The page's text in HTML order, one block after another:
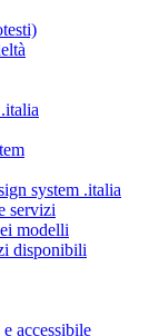
system .italia
servizi
modelli
disponibili
accessibile